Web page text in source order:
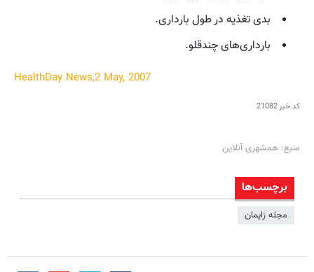
بدی تغذیه در طول بارداری.
بارداری‌های چندقلو.
HealthDay News,2 May, 2007
کد خبر21082
منبع: همشهری آنلاین
برچسب‌ها
مجله زایمان